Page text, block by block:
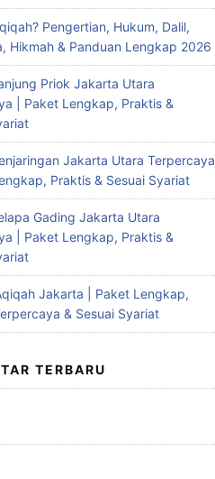
Pengertian, Hukum, Dalil,
Hikmah & Panduan Lengkap 2026
Priok Jakarta Utara
| Paket Lengkap, Praktis &
Jakarta Utara Terpercaya
Praktis & Sesuai Syariat
Gading Jakarta Utara
| Paket Lengkap, Praktis &
Jakarta | Paket Lengkap,
& Sesuai Syariat
TERBARU